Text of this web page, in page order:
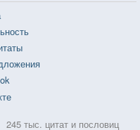
245 тыс. цитат и пословиц